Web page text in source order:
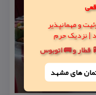
و مهمانپذیر
قطار و 🚌 اتوبوس
های مشهد